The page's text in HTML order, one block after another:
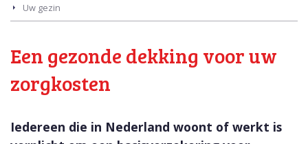
Uw gezin
Een gezonde dekking voor uw
zorgkosten
Iedereen die in Nederland woont of werkt is